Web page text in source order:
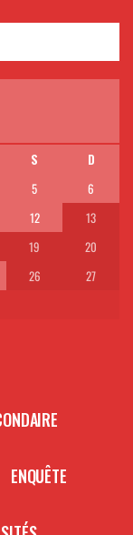
S
D
5
6
12
13
19
20
26
27
ENQUÊTE